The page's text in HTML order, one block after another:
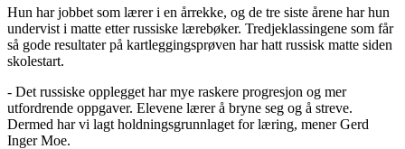
Hun har jobbet som lærer i en årrekke, og de tre siste årene har hun
undervist i matte etter russiske lærebøker. Tredjeklassingene som får
så gode resultater på kartleggingsprøven har hatt russisk matte siden
skolestart.
- Det russiske opplegget har mye raskere progresjon og mer
utfordrende oppgaver. Elevene lærer å bryne seg og å streve.
Dermed har vi lagt holdningsgrunnlaget for læring, mener Gerd
Inger Moe.